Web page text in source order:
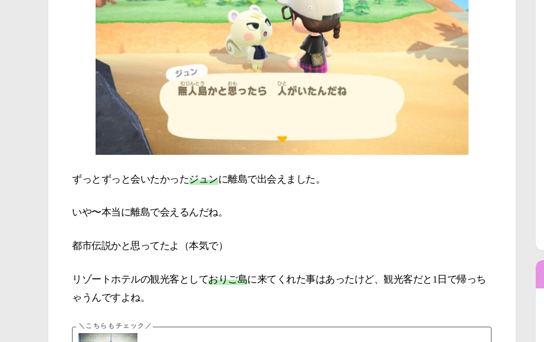
ずっとずっと会いたかったジュンに離島で出会えました。
いや〜本当に離島で会えるんだね。
都市伝説かと思ってたよ（本気で）
リゾートホテルの観光客としておりご島に来てくれた事はあったけど、観光客だと1日で帰っち
ゃうんですよね。